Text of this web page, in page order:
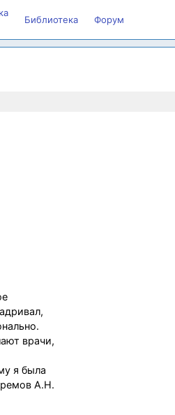
Библиотека Форум
врачи,
я была
А.Н.